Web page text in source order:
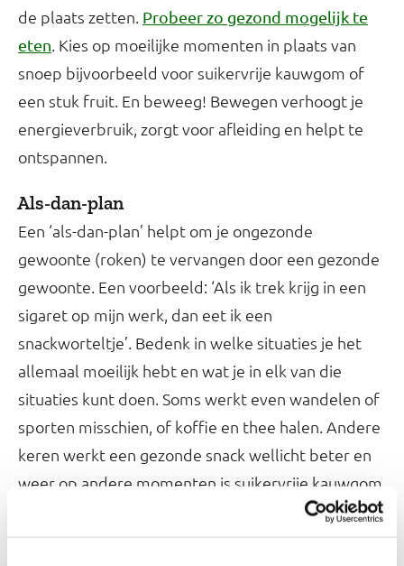
de plaats zetten. Probeer zo gezond mogelijk te
eten. Kies op moeilijke momenten in plaats van
snoep bijvoorbeeld voor suikervrije kauwgom of
een stuk fruit. En beweeg! Bewegen verhoogt je
energieverbruik, zorgt voor afleiding en helpt te
ontspannen.
Als-dan-plan
Een ‘als-dan-plan’ helpt om je ongezonde
gewoonte (roken) te vervangen door een gezonde
gewoonte. Een voorbeeld: ‘Als ik trek krijg in een
sigaret op mijn werk, dan eet ik een
snackworteltje’. Bedenk in welke situaties je het
allemaal moeilijk hebt en wat je in elk van die
situaties kunt doen. Soms werkt even wandelen of
sporten misschien, of koffie en thee halen. Andere
keren werkt een gezonde snack wellicht beter en
weer op andere momenten is suikervrije kauwgom